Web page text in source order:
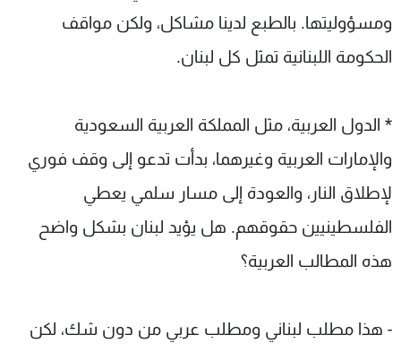
ومسؤوليتها. بالطبع لدينا مشاكل، ولكن مواقف
الحكومة اللبنانية تمثل كل لبنان.
* الدول العربية، مثل المملكة العربية السعودية
والإمارات العربية وغيرهما، بدأت تدعو إلى وقف فوري
لإطلاق النار، والعودة إلى مسار سلمي يعطي
الفلسطينيين حقوقهم. هل يؤيد لبنان بشكل واضح
هذه المطالب العربية؟
- هذا مطلب لبناني ومطلب عربي من دون شك، لكن